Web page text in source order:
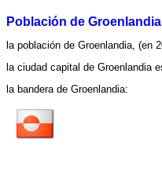
Población de Groenlandia
la población de Groenlandia, (en
la ciudad capital de Groenlandia
la bandera de Groenlandia: